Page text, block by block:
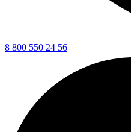
8 800 550 24 56